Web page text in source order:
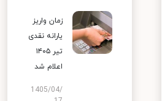
زمان واریز
یارانه نقدی
تیر ۱۴۰۵
اعلام شد
1405/04/